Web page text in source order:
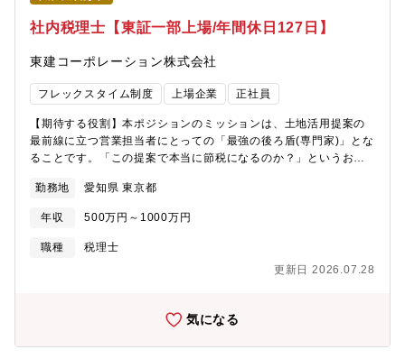
社内税理士【東証一部上場/年間休日127日】
東建コーポレーション株式会社
フレックスタイム制度 上場企業 正社員
【期待する役割】本ポジションのミッションは、土地活用提案の
最前線に立つ営業担当者にとっての「最強の後ろ盾(専門家)」とな
ることです。「この提案で本当に節税になるのか？」というお客
サポートします。営業現場とニ人三脚で動き、不動産オーナー様
の資産を守る「攻めと守りのコンサルティング」を担っていただ
きます。【業務内容】1.営業部隊への強力なバックアップ・相続
税、所得税、固定資産税などの複雑なシミュレーションを、お客
プ。・資産規模の大きなオーナー様との商談に同行。その場で税
せます。・営業現場からの「このケースでの節税効果は?」といっ
た実務的な質問に対して、社内の駆け込み寺として回答・指導し
ます。2.営業部隊の「武装」と「仕組み作り」・税制改正や不動
勤務地 愛知県 東京都
年収 500万円～1000万円
職種
税理士
更新日 2026.07.28
気になる